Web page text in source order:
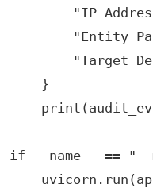
"IP
"Entity
"Target
    }
if __name__ ==